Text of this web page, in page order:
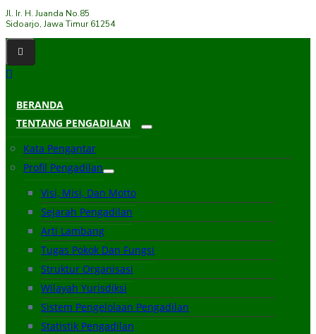
Jl. Ir. H. Juanda No.85
Sidoarjo, Jawa Timur 61254
BERANDA
TENTANG PENGADILAN
Kata Pengantar
Profil Pengadilan
Visi, Misi, Dan Motto
Sejarah Pengadilan
Arti Lambang
Tugas Pokok Dan Fungsi
Struktur Organisasi
Wilayah Yurisdiksi
Sistem Pengelolaan Pengadilan
Statistik Pengadilan